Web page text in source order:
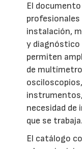
El
profesionales
instalación,
y
permiten
de
necesidad de
que se trabaja.
El catálogo